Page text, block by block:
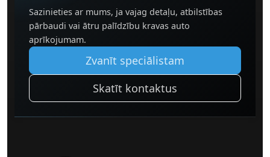
Sazinieties ar mums, ja vajag detaļu, atbilstības
pārbaudi vai ātru palīdzību kravas auto
aprīkojumam.
Zvanīt speciālistam
Skatīt kontaktus